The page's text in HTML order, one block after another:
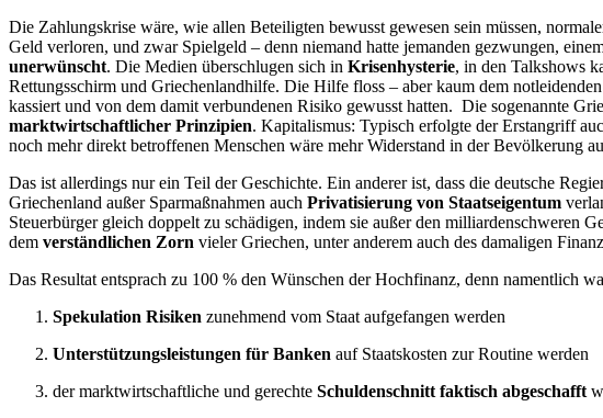
Die Zahlungskrise wäre, wie allen Beteiligten bewusst gewesen sein müssen,
Geld verloren, und zwar Spielgeld – denn niemand hatte jemanden gezwungen,
unerwünscht. Die Medien überschlugen sich in Krisenhysterie, in den Talkshows
Rettungsschirm und Griechenlandhilfe. Die Hilfe floss – aber kaum dem
kassiert und von dem damit verbundenen Risiko gewusst hatten. Die sogenannte
marktwirtschaftlicher Prinzipien. Kapitalismus: Typisch erfolgte der Erstangriff
noch mehr direkt betroffenen Menschen wäre mehr Widerstand in der Bevölkerung
Das ist allerdings nur ein Teil der Geschichte. Ein anderer ist, dass die deutsche
Griechenland außer Sparmaßnahmen auch Privatisierung von Staatseigentum
Steuerbürger gleich doppelt zu schädigen, indem sie außer den milliardenschweren
dem verständlichen Zorn vieler Griechen, unter anderem auch des damaligen
Das Resultat entsprach zu 100 % den Wünschen der Hochfinanz, denn namentlich
Spekulation Risiken zunehmend vom Staat aufgefangen werden
Unterstützungsleistungen für Banken auf Staatskosten zur Routine werden
der marktwirtschaftliche und gerechte Schuldenschnitt faktisch abgeschafft